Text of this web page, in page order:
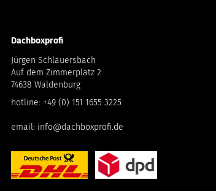
Dachboxprofi
Jürgen Schlauersbach
Auf dem Zimmerplatz 2
74638 Waldenburg
hotline: +49 (0) 151 1655 3225
email: info@dachboxprofi.de